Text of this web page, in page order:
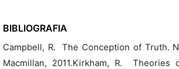
BIBLIOGRAFIA
Campbell, R.  The Conception of Truth.
Macmillan, 2011.Kirkham, R. 